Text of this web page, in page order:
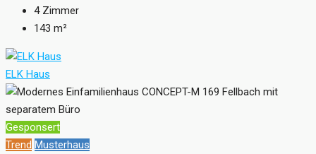
4 Zimmer
143 m²
ELK Haus
Gesponsert
Trend Musterhaus